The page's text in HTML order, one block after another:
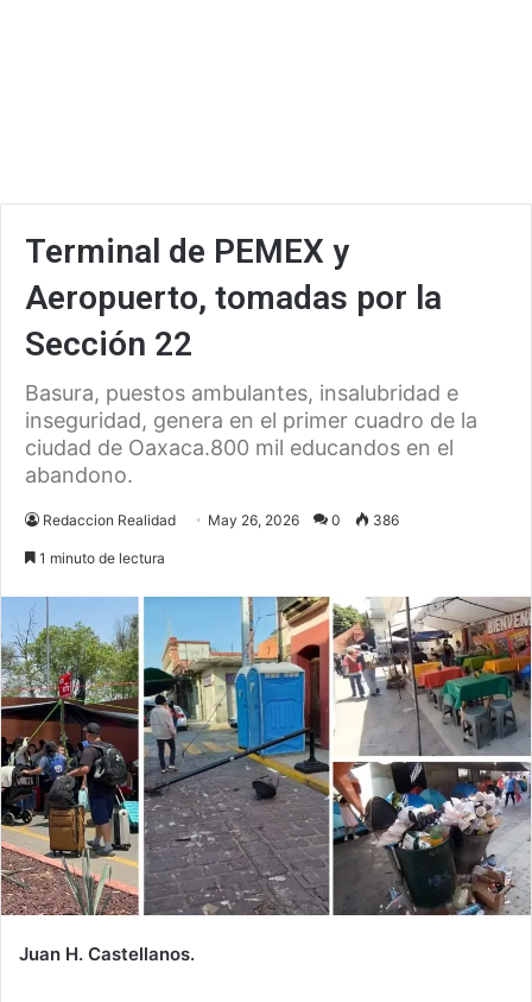
Terminal de PEMEX y
Aeropuerto, tomadas por la
Sección 22
Basura, puestos ambulantes, insalubridad e
inseguridad, genera en el primer cuadro de la
ciudad de Oaxaca.800 mil educandos en el
abandono.
Redaccion Realidad May 26, 2026 0 386
1 minuto de lectura
Juan H. Castellanos.